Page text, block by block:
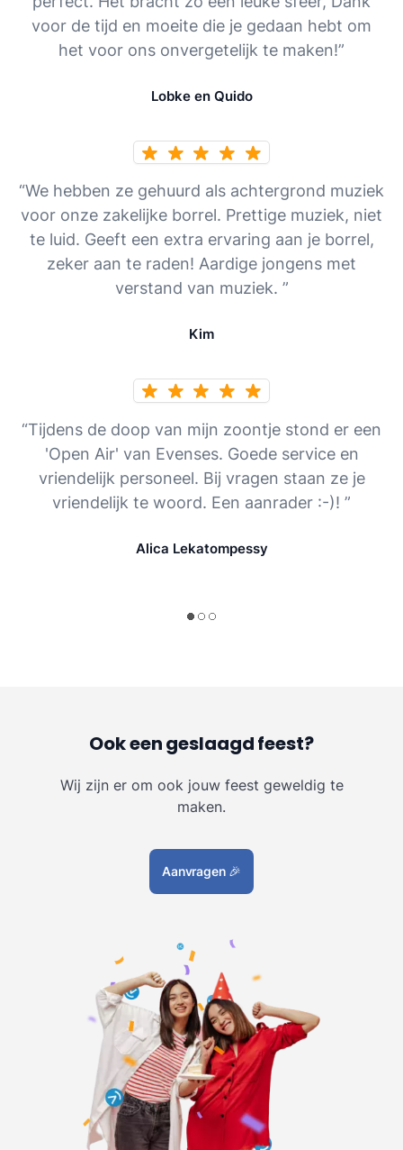
voor de tijd en moeite die je gedaan hebt om
het voor ons onvergetelijk te maken!”
Lobke en Quido
“We hebben ze gehuurd als achtergrond muziek
voor onze zakelijke borrel. Prettige muziek, niet
te luid. Geeft een extra ervaring aan je borrel,
zeker aan te raden! Aardige jongens met
verstand van muziek. ”
Kim
“Tijdens de doop van mijn zoontje stond er een
'Open Air' van Evenses. Goede service en
vriendelijk personeel. Bij vragen staan ze je
vriendelijk te woord. Een aanrader :-)! ”
Alica Lekatompessy
Ook een geslaagd feest?
Wij zijn er om ook jouw feest geweldig te
maken.
Aanvragen 🎉